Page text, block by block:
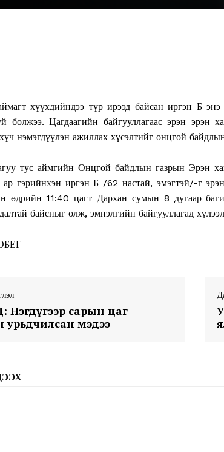
хүүхдийндээ түр ирээд байсан иргэн Б
болжээ. Цагдаагийн байгууллагаас эрэн эрэн
нэмэгдүүлэн ажиллах хүсэлтийг онцгой
тус аймгийн Онцгой байдлын газрын Эрэн
ар гэрийнхэн иргэн Б /62 настай, эмэгтэй/-г
өдрийн 11:40 цагт Дархан сумын 8 дугаар
байсныг олж, эмнэлгийн байгууллагад
сарын цаг
урьдчилсан мэдээ